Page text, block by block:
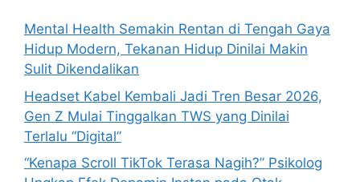
r
:
Mental Health Semakin Rentan di Tengah Gaya
Hidup Modern, Tekanan Hidup Dinilai Makin
Sulit Dikendalikan
Headset Kabel Kembali Jadi Tren Besar 2026,
Gen Z Mulai Tinggalkan TWS yang Dinilai
Terlalu “Digital”
“Kenapa Scroll TikTok Terasa Nagih?” Psikolog